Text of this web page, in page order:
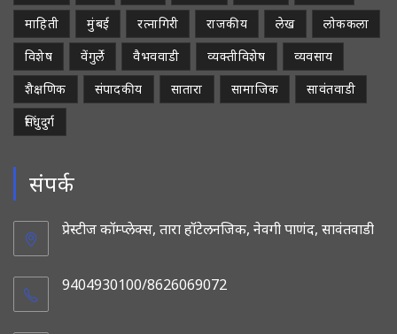
माहिती
मुंबई रत्नागिरी राजकीय लेख
लोककला
विशेष
वेंगुर्ले वैभववाडी व्यक्तीविशेष
व्यवसाय
शैक्षणिक
संपादकीय सातारा सामाजिक
सावंतवाडी
सिंधुदुर्ग
संपर्क
प्रेस्टीज कॉम्प्लेक्स, तारा हॉटेलनजिक, नेवगी पाणंद, सावंतवाडी
9404930100/8626069072